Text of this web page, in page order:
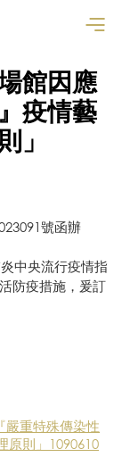
館因應
疫情藝
」
號函辦
中央流行疫情指
防疫措施，爰訂
嚴重特殊傳染性
原則」1090610